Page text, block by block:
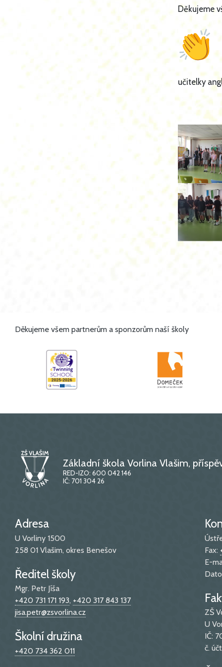
Děkujeme
učitelky
Děkujeme všem partnerům a sponzorům naší školy
Základní škola Vorlina Vlašim,
RED-IZO: 600 042 146
IČ: 701 304 26
Adresa
U Vorliny 1500
258 01 Vlašim, okres Benešov
Ředitel školy
Mgr. Petr Jíša
+420 731 171 193, +420 317 843 137
jisa.petr@zsvorlina.cz
Školní družina
+420 734 362 011
Fax:
E-
ZŠ
U
IČ:
č.